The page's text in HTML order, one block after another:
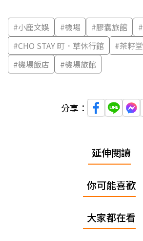
#小鹿文娛 #機場 #膠囊旅館 #
#CHO STAY 町．草休行館 #茶籽堂
#機場飯店 #機場旅館
分享：
延伸閱讀
你可能喜歡
大家都在看